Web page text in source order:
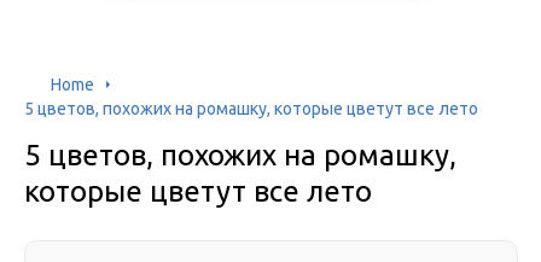
Home
5 цветов, похожих на ромашку, которые цветут все лето
5 цветов, похожих на ромашку,
которые цветут все лето